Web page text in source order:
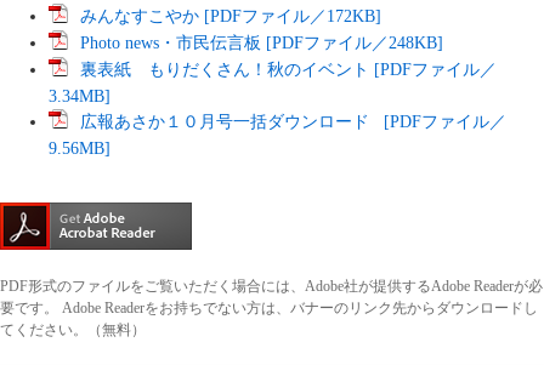
みんなすこやか [PDFファイル／172KB]
Photo news・市民伝言板 [PDFファイル／248KB]
裏表紙 もりだくさん！秋のイベント [PDFファイル／
3.34MB]
広報あさか１０月号一括ダウンロード [PDFファイル／
9.56MB]
PDF形式のファイルをご覧いただく場合には、Adobe社が提供するAdobe Readerが必
要です。
Adobe Readerをお持ちでない方は、バナーのリンク先からダウンロードし
てください。（無料）